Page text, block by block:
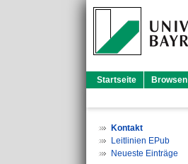
Startseite Browsen
Kontakt
Leitlinien EPub
Neueste Einträge